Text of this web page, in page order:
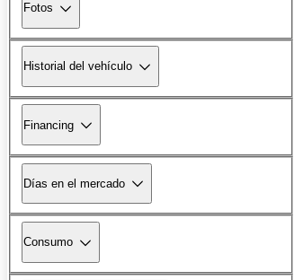
Fotos
Historial del vehículo
Financing
Días en el mercado
Consumo